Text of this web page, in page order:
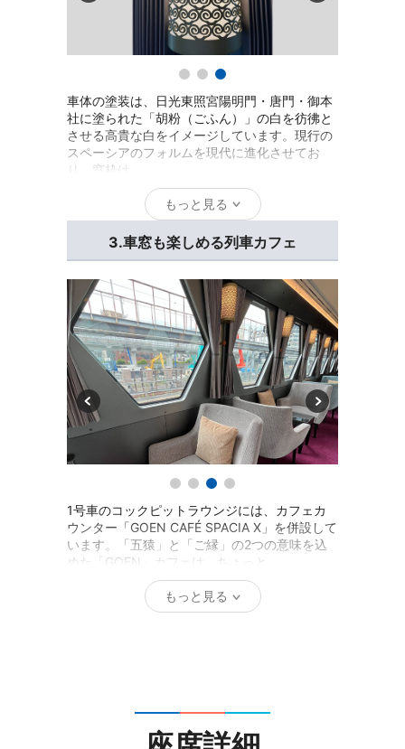
車体の塗装は、日光東照宮陽明門・唐門・御本
社に塗られた「胡粉（ごふん）」の白を彷彿と
させる高貴な白をイメージしています。現行の
スペーシアのフォルムを現代に進化させてお
り、窓枠は
もっと見る
3.車窓も楽しめる列車カフェ
1号車のコックピットラウンジには、カフェカ
ウンター「GOEN CAFÉ SPACIA X」を併設して
います。「五猿」と「ご縁」の2つの意味を込
めた「GOEN」カフェは、ちょっと
もっと見る